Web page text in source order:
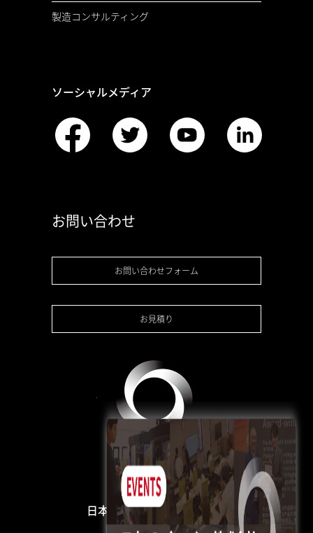
製造コンサルティング
ソーシャルメディア
お問い合わせ
お問い合わせフォーム
お見積り
日本3Dプリンター株式会社